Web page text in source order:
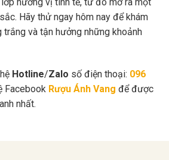
Hãy thử ngay hôm nay để khám
trắng và tận hưởng những khoảnh
Hotline/Zalo số điện thoại: 096
Facebook Rượu Ánh Vang để được
nhất.